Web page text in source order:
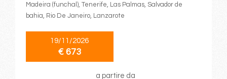
Madeira (funchal), Tenerife, Las Palmas, Salvador de
bahia, Rio De Janeiro, Lanzarote
19/11/2026
€ 673
a partire da